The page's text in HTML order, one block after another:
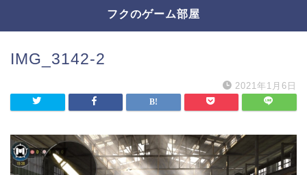
フクのゲーム部屋
IMG_3142-2
2021年1月6日